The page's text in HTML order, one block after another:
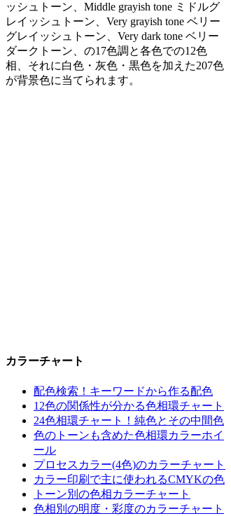
ッシュトーン、Middle grayish tone ミドルグ
レイッシュトーン、Very grayish tone ベリー
グレイッシュトーン、Very dark tone ベリー
ダークトーン、の17色調と各色での12色
相、それに白色・灰色・黒色を加えた207色
が背景色に当てられます。
カラーチャート
配色検索！キーワードから作る配色
12色の関係性が分かる色相環チャート
24色相環チャート！純色とその中間色
色のトーンも含めた色相環カラーホイ
ール
プロセスカラー(4色)のカラーチャート
カラー印刷で主に使われるCMYKの色
トーン別の色相カラーチャート
色相別の明度・彩度のカラーチャート